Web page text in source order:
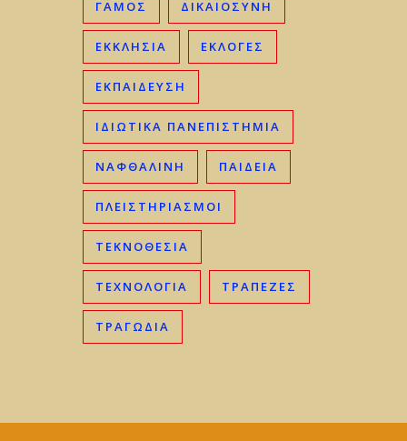
ΓΑΜΟΣ ΔΙΚΑΙΟΣΎΝΗ
ΕΚΚΛΗΣΊΑ ΕΚΛΟΓΈΣ
ΕΚΠΑΊΔΕΥΣΗ
ΙΔΙΩΤΙΚΆ ΠΑΝΕΠΙΣΤΉΜΙΑ
ΝΑΦΘΑΛΊΝΗ ΠΑΙΔΕΊΑ
ΠΛΕΙΣΤΗΡΙΑΣΜΟΊ
ΤΕΚΝΟΘΕΣΊΑ
ΤΕΧΝΟΛΟΓΊΑ ΤΡΆΠΕΖΕΣ
ΤΡΑΓΩΔΊΑ